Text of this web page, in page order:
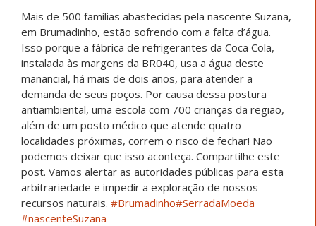
Mais de 500 famílias abastecidas pela nascente Suzana,
em Brumadinho, estão sofrendo com a falta d’água.
Isso porque a fábrica de refrigerantes da Coca Cola,
instalada às margens da BR040, usa a água deste
manancial, há mais de dois anos, para atender a
demanda de seus poços. Por causa dessa postura
antiambiental, uma escola com 700 crianças da região,
além de um posto médico que atende quatro
localidades próximas, correm o risco de fechar! Não
podemos deixar que isso aconteça. Compartilhe este
post. Vamos alertar as autoridades públicas para esta
arbitrariedade e impedir a exploração de nossos
recursos naturais. #Brumadinho#SerradaMoeda
#nascenteSuzana